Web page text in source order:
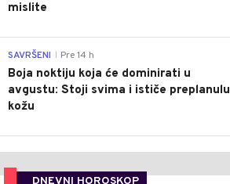
mislite
SAVRŠENI Pre 14 h
Boja noktiju koja će dominirati u
avgustu: Stoji svima i ističe preplanulu
kožu